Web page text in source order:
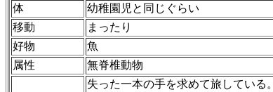
体
幼稚園児と同じぐらい
移動
まったり
好物
魚
属性
無脊椎動物
失った一本の手を求めて旅している。